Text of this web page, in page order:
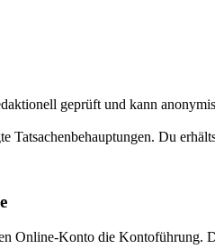
geprüft und kann
Du
Online-Konto die